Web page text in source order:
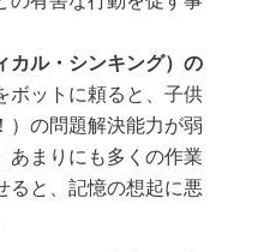
カル・シンキング）の
ボットに頼ると、子供
）の問題解決能力が弱
あまりにも多くの作業
ると、記憶の想起に悪